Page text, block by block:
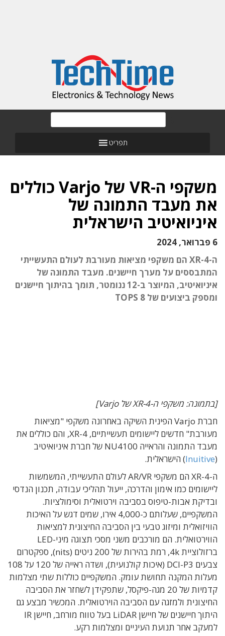
תפריט
משקפי ה-VR של Varjo כוללים
את מעבד התמונה של
איניואיטיב הישראלית
6 פברואר, 2024
ה-XR-4 הם משקפי מציאות מעורבת לעולם התעשייתי
המתבססים על מערך חיישנים. מעבד התמונה של
איניואיטיב, המיוצר ב-12 ננומטר, תומך בהיתוך חיישנים
ומספק ביצועים של 8 TOPS
[בתמונה: משקפי ה-XR-4 של Varjo]
חברת Varjo הפינית השיקה באחרונה משקפי "מציאות
מעורבת" חדשים ליישומים תעשייתיים, XR-4, והם כוללים את
מעבד התמונה והראייה NU4100 של חברת איניואיטיב
(
Inuitive) הישראלית.
ה-XR-4 הם משקפי AR/VR לעולם התעשייתי, המשמשות
ליישומים כמו אימון והדרכה, ייעול תהליכי עבודה, תכנון הנדסי
ובדיקת אבות-טיפוס בסביבה וירטואלית וסימולציות.
המשקפיים, שעלותם כ-4,000 אירו, שמים דגש על האיכות
הוויזואלית ומיזוג טבעי בין הסביבה החיצונית למציאות
הווירטואלית. הם מורכבים משני מסכי תצוגה מיני-LED
ברזולוציית 4k, רמת בהירות של 200 ניטים (nits), ספקטרום
צבעים DCI-P3 (איכות קולנועית), ושדה ראייה של 120 על 108
מעלות המקנה תחושת עומק. המשקפיים כוללות שתי מצלמות
קדמיות של 20 מגה-פיקסל, שתפקידן לשחזר את הסביבה
החיצונית ולמזגה עם הסביבה הוירטואלית. המכשיר מבצע גם
היתוך חיישנים של חיישן LiDAR בעל טווח מורחב, חיישן IR
למעקב אחר תנועת העיניים ומצלמות רקע.